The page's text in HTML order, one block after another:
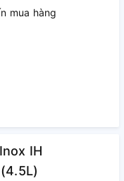
mua hàng
IH